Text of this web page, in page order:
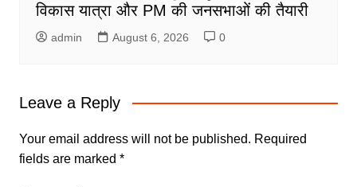
विकास यात्रा और PM की जनसभाओं की तैयारी
admin August 6, 2026 0
Leave a Reply
Your email address will not be published. Required
fields are marked *